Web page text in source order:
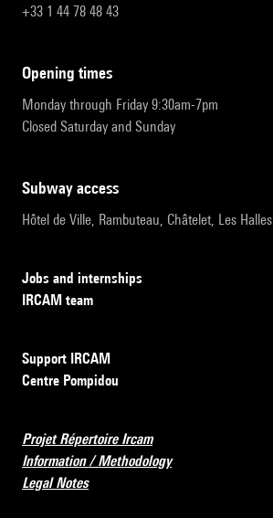
+33 1 44 78 48 43
opening times
Monday through Friday 9:30am-7pm
Closed Saturday and Sunday
subway access
Hôtel de Ville, Rambuteau, Châtelet, Les Halles
Jobs and internships
IRCAM team
Support IRCAM
Centre Pompidou
Projet Répertoire Ircam
Information / Methodology
Legal Notes